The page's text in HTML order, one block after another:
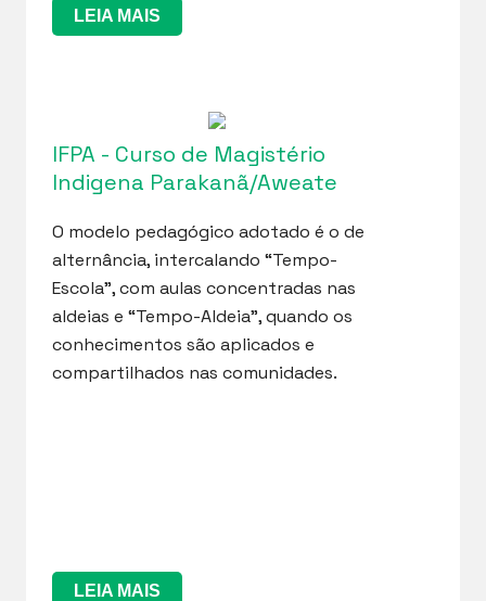
LEIA MAIS
IFPA - Curso de Magistério
Indigena Parakanã/Aweate
O modelo pedagógico adotado é o de
alternância, intercalando “Tempo-
Escola”, com aulas concentradas nas
aldeias e “Tempo-Aldeia”, quando os
conhecimentos são aplicados e
compartilhados nas comunidades.
LEIA MAIS